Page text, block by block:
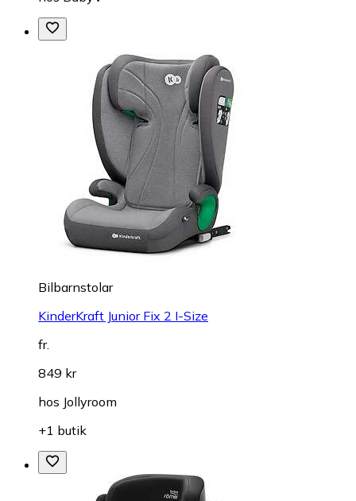
Bilbarnstolar
KinderKraft Junior Fix 2 I-Size
fr.
849 kr
hos Jollyroom
+1 butik